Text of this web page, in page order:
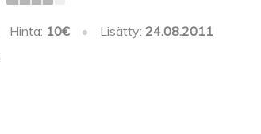
Hinta: 10€ • Lisätty: 24.08.2011